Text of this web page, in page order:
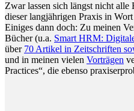
Zwar lassen sich längst nicht alle
dieser langjährigen Praxis in
Einiges dann doch: Zu meinen
Bücher (u.a. Smart HRM:
über 70 Artikel in Zeitschriften
und in meinen vielen Vorträgen
Practices“, die ebenso